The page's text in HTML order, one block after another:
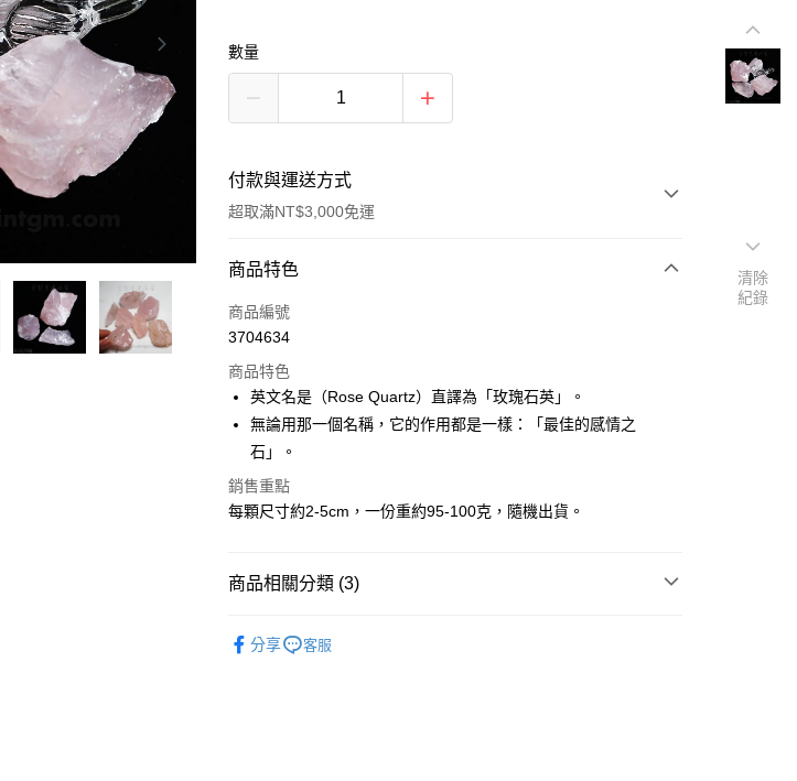
數量
付款與運送方式
超取滿NT$3,000免運
付款方式
信用卡一次付款
LINE Pay
Apple Pay
悠遊付
商品特色
商品編號
3704634
商品特色
英文名是（Rose Quartz）直譯為「玫瑰石英」。
無論用那一個名稱，它的作用都是一樣：「最佳的感情之
石」。
銷售重點
每顆尺寸約2-5cm，一份重約95-100克，隨機出貨。
商品相關分類 (3)
分享 客服
清除
紀錄